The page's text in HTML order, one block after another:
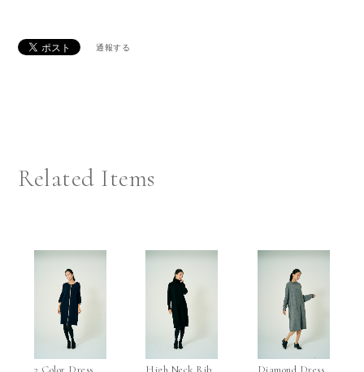
通報する
Related Items
2 Color Dress
High Neck Rib
Diamond Dress